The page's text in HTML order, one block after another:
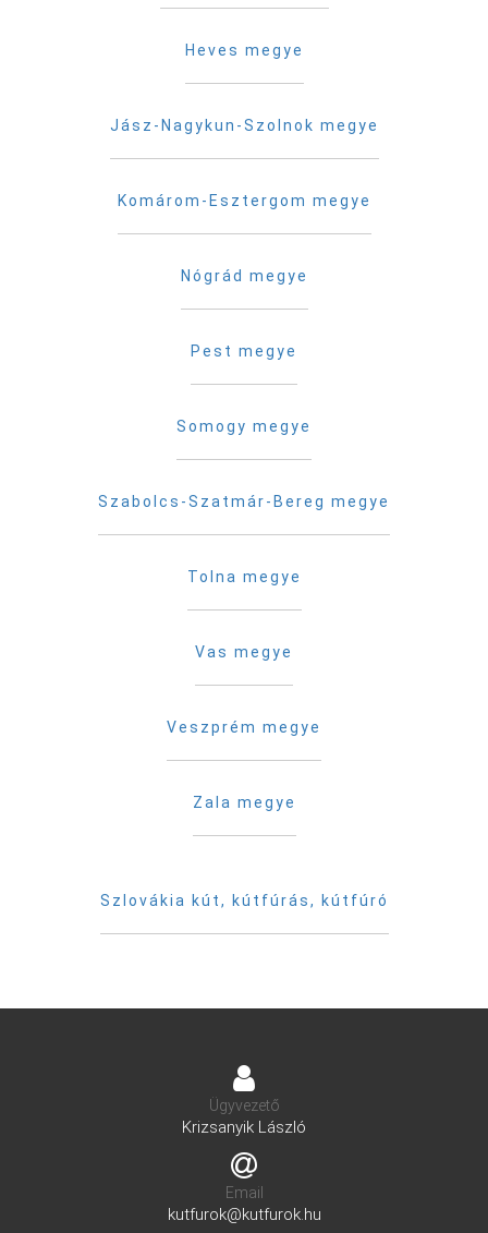
Heves megye
Jász-Nagykun-Szolnok megye
Komárom-Esztergom megye
Nógrád megye
Pest megye
Somogy megye
Szabolcs-Szatmár-Bereg megye
Tolna megye
Vas megye
Veszprém megye
Zala megye
Szlovákia kút, kútfúrás, kútfúró
Ügyvezető
Krizsanyik László
Email
kutfurok@kutfurok.hu